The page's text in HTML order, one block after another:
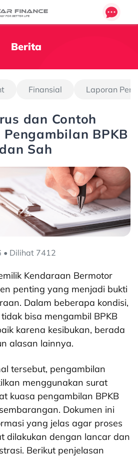
Berita
Finansial Laporan
dan Contoh
BPKB
Sah
• Dilihat 7412
Kendaraan Bermotor
penting yang menjadi bukti
Dalam beberapa kondisi,
bisa mengambil BPKB
karena kesibukan, berada
alasan lainnya.
tersebut, pengambilan
menggunakan surat
kuasa pengambilan BPKB
Dokumen ini
yang jelas agar proses
dilakukan dengan lancar dan
Berikut penjelasan